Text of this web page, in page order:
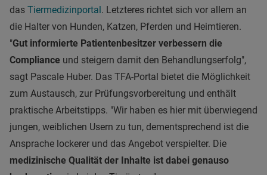
das Tiermedizinportal . Letzteres richtet sich vor allem an
die Halter von Hunden, Katzen, Pferden und Heimtieren.
"Gut informierte Patientenbesitzer verbessern die
Compliance und steigern damit den Behandlungserfolg",
sagt Pascale Huber. Das TFA-Portal bietet die Möglichkeit
zum Austausch, zur Prüfungsvorbereitung und enthält
praktische Arbeitstipps. "Wir haben es hier mit überwiegend
jungen, weiblichen Usern zu tun, dementsprechend ist die
Ansprache lockerer und das Angebot verspielter. Die
medizinische Qualität der Inhalte ist dabei genauso